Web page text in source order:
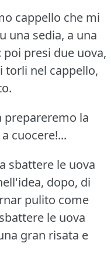
cappello che mi
una sedia, a una
presi due uova,
torli nel cappello,
prepareremo la
cuocere!...
sbattere le uova
dopo, di
pulito come
le uova
gran risata e